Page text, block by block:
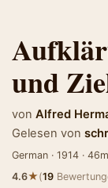
und
von Alfred
Gelesen von
German · 1914 ·
4.6★(19